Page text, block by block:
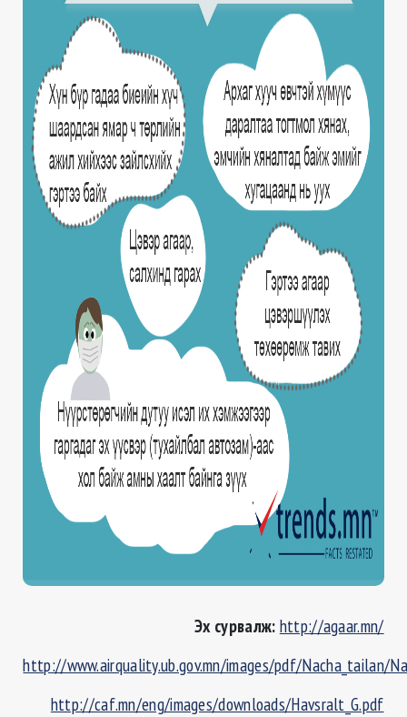
Эх сурвалж: http://agaar.mn/
http://www.airquality.ub.gov.mn/images/pdf/Nacha_tailan/
http://caf.mn/eng/images/downloads/Havsralt_G.pdf